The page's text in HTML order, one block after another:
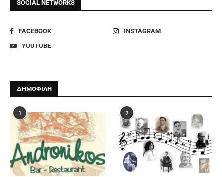
SOCIAL NETWORKS
FACEBOOK
INSTAGRAM
YOUTUBE
ΔΗΜΟΦΙΛΗ
1 2